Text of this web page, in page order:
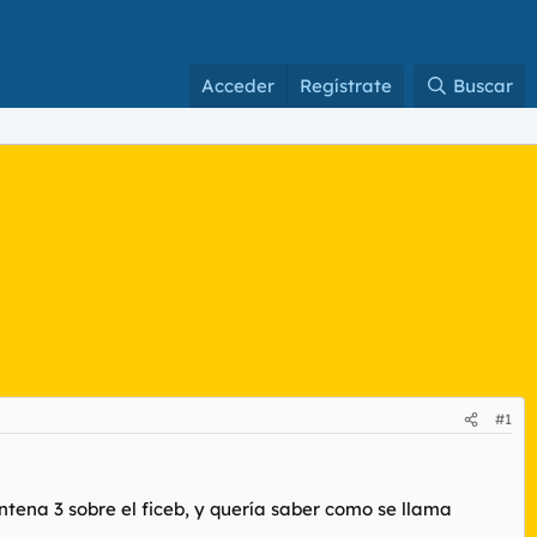
Acceder Regístrate Buscar
#1
3 sobre el ficeb, y quería saber como se llama